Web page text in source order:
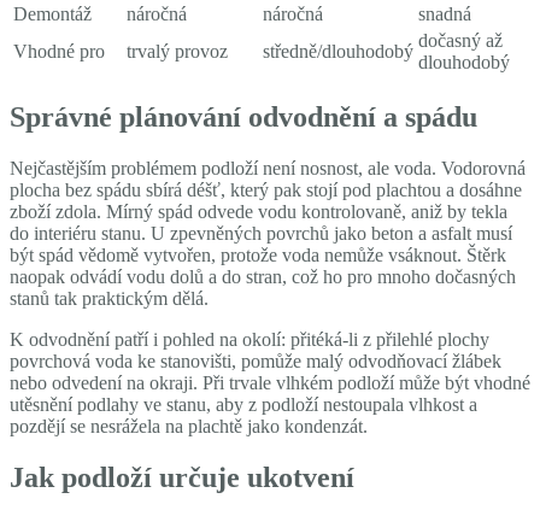
Demontáž
náročná náročná
snadná
Vhodné pro
trvalý provoz středně/dlouhodobý
dočasný až
dlouhodobý
Správné plánování odvodnění a spádu
Nejčastějším problémem podloží není nosnost, ale voda. Vodorovná
plocha bez spádu sbírá déšť, který pak stojí pod plachtou a dosáhne
zboží zdola. Mírný spád odvede vodu kontrolovaně, aniž by tekla
do interiéru stanu. U zpevněných povrchů jako beton a asfalt musí
být spád vědomě vytvořen, protože voda nemůže vsáknout. Štěrk
naopak odvádí vodu dolů a do stran, což ho pro mnoho dočasných
stanů tak praktickým dělá.
K odvodnění patří i pohled na okolí: přitéká-li z přilehlé plochy
povrchová voda ke stanovišti, pomůže malý odvodňovací žlábek
nebo odvedení na okraji. Při trvale vlhkém podloží může být vhodné
utěsnění podlahy ve stanu, aby z podloží nestoupala vlhkost a
pozdějí se nesrážela na plachtě jako kondenzát.
Jak podloží určuje ukotvení